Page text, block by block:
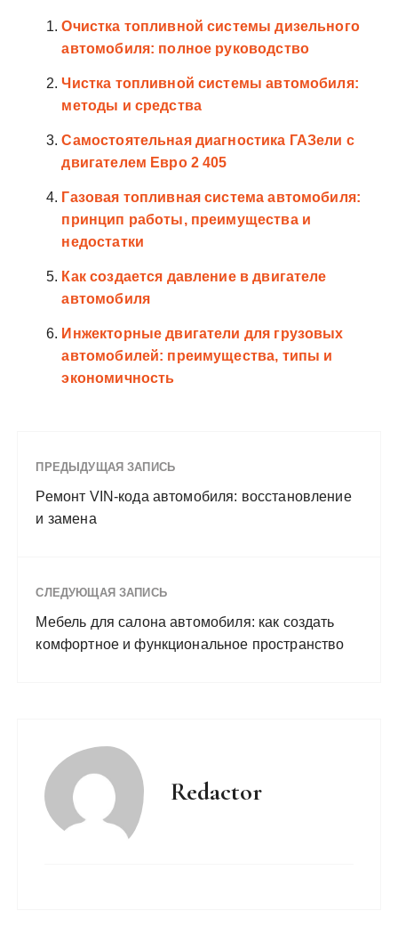
Очистка топливной системы дизельного
автомобиля: полное руководство
Чистка топливной системы автомобиля:
методы и средства
Самостоятельная диагностика ГАЗели с
двигателем Евро 2 405
Газовая топливная система автомобиля:
принцип работы, преимущества и
недостатки
Как создается давление в двигателе
автомобиля
Инжекторные двигатели для грузовых
автомобилей: преимущества, типы и
экономичность
ПРЕДЫДУЩАЯ ЗАПИСЬ
Ремонт VIN-кода автомобиля: восстановление
и замена
СЛЕДУЮЩАЯ ЗАПИСЬ
Мебель для салона автомобиля: как создать
комфортное и функциональное пространство
Redactor